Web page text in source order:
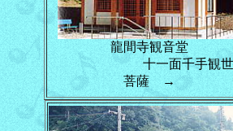
龍間寺観音堂
十一面千手観世
菩薩 →